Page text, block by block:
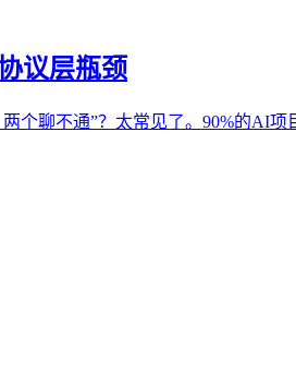
议层瓶颈
个聊不通”？太常见了。90%的AI